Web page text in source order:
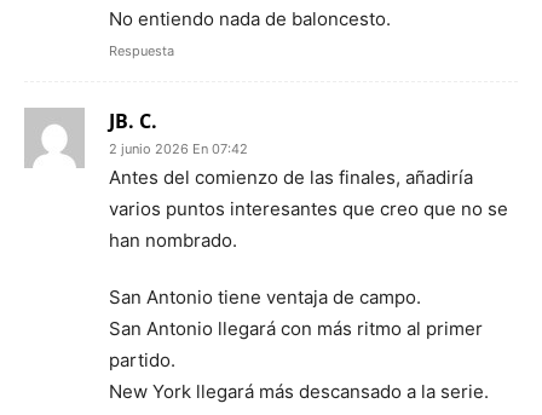
No entiendo nada de baloncesto.
Respuesta
JB. C.
2 junio 2026 En 07:42
Antes del comienzo de las finales, añadiría
varios puntos interesantes que creo que no se
han nombrado.
San Antonio tiene ventaja de campo.
San Antonio llegará con más ritmo al primer
partido.
New York llegará más descansado a la serie.